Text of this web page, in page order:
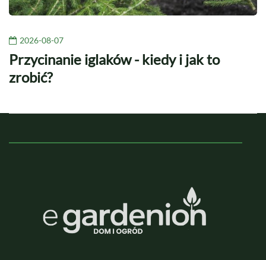
2026-08-07
Przycinanie iglaków - kiedy i jak to
zrobić?